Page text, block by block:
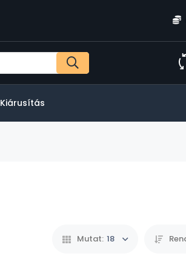
Kiárusítás
Mutat: 18